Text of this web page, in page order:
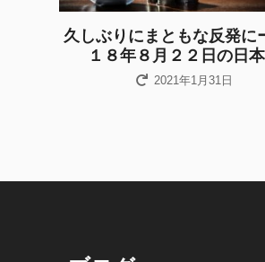
久しぶりにまともな反発に
１８年８月２２日の日
2021年1月31日